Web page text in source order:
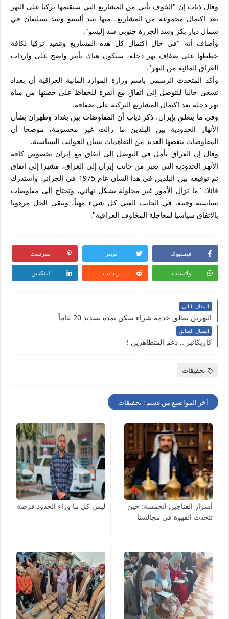
وقال ذياب إن "الخوف يأتي من المشاريع التي ستقيمها تركيا على النهر
بعد اكتمال مجموعة من المشاريع، منها سد أليسو وسد سيليفان في
شمال ديار بكر وسد الجزرة جنوبي سد إليسو".
وأضاف أنه "في حال اكتمال كل هذه المشاريع وتنفيذ تركيا لكافة
خططها على ضفاف نهر دجلة، سيكون هناك تأثير واضح على واردات
العراق المائية من النهر".
وأكد المتحدث الرسمي باسم وزارة الموارد المائية العراقية أن بغداد
تسعى حاليا للتوصل إلى اتفاق مع أنقرة للحفاظ على حصتها من مياه
نهر دجلة بعد اكتمال المشاريع التركية على ضفافه.
وفي ما يتعلق بإيران، ذكر ذياب أن المفاوضات بين بغداد وطهران بشأن
الأنهار الحدودية بين البلدين ما زالت غير محسومة، موضحا أن
المفاوضات ينقصها العديد من التفاهمات بشأن الجوانب السياسية.
وقال إن العراق يأمل في التوصل إلى اتفاق مع إيران بخصوص كافة
الأنهر الحدودية التي تعبر من جانب إيران إلى العراق، مشيرا إلى اتفاق
تم توقيعه بين البلدين في هذا الشأن عام 1975 في الجزائر. وأستدرك
قائلا: "ما تزال الأمور غير محلولة بشكل نهائي، وتحتاج إلى مفاوضات
سياسية وفنية. في الجانب الفني كل شيء مهيأ، ويبقى الحل مرهونا
بالاتفاق سياسيا لمعاجلة المخاوف العراقية".
فيسبوك تويتر بنترست
واتساب ريدايت لينكدين
المقال التالي
النهرين يطلق خدمة شراء سكن بمدة تسديد 20 عاماً
المقال السابق
كاريكاتير .. دعم المتظاهرين !
تحقيقات
أخر المواضيع من قسم : تحقيقات
أسرار الفناجين الخمسة: حين
تتحدث القهوة في مجالسنا
ليس كل ما وراء الحدود فرصة